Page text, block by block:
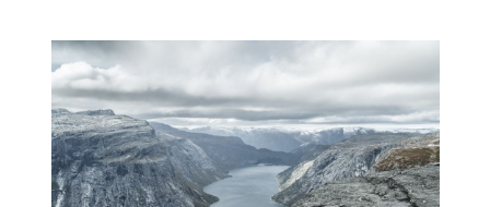
kontraster och rikedomar, från de strål...